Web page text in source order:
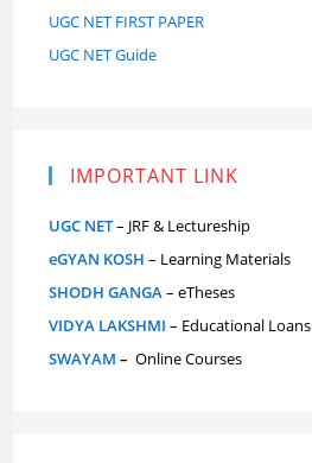
UGC NET FIRST PAPER
UGC NET Guide
IMPORTANT LINK
UGC NET– JRF & Lectureship
eGYAN KOSH – Learning Materials
SHODH GANGA– eTheses
VIDYA LAKSHMI – Educational Loans
SWAYAM – Online Courses